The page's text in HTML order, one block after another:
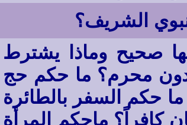
الشريف؟
صحيح وماذا يشترط
محرم؟ ما حكم حج
حكم السفر بالطائرة
كافراً؟ ماحكم المرأة